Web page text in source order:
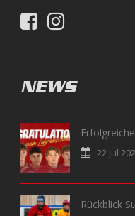
NEWS
22 Jul
Rückblick